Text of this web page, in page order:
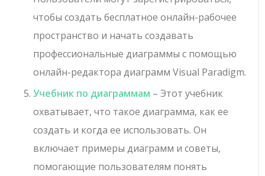
чтобы создать бесплатное онлайн-рабочее
пространство и начать создавать
профессиональные диаграммы с помощью
онлайн-редактора диаграмм Visual Paradigm.
Учебник по диаграммам – Этот учебник
охватывает, что такое диаграмма, как ее
создать и когда ее использовать. Он
включает примеры диаграмм и советы,
помогающие пользователям понять